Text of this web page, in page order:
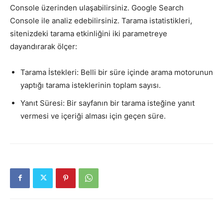
Console üzerinden ulaşabilirsiniz. Google Search
Console ile analiz edebilirsiniz. Tarama istatistikleri,
sitenizdeki tarama etkinliğini iki parametreye
dayandırarak ölçer:
Tarama İstekleri: Belli bir süre içinde arama motorunun
yaptığı tarama isteklerinin toplam sayısı.
Yanıt Süresi: Bir sayfanın bir tarama isteğine yanıt
vermesi ve içeriği alması için geçen süre.